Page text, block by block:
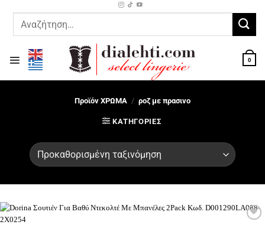
περιεχόμενο
Αναζήτηση
0
Προϊόν ΧΡΩΜΑ / ροζ με πρασινο
ΚΑΤΗΓΟΡΊΕΣ